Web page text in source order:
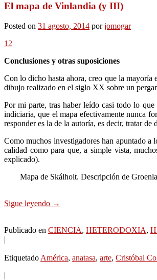
El mapa de Vinlandia (y III)
Posted on 31 agosto, 2014 porjomogar
12
Conclusiones y otras suposiciones
Con lo dicho hasta ahora, creo que la mayoría
dibujo realizado en el siglo XX sobre un
Por mi parte, tras haber leído casi todo lo
indiciaria, que el mapa efectivamente nunca
responder es la de la autoría, es decir, tratar
Como muchos investigadores han apuntado a
calidad como para que, a simple vista,
explicado).
Mapa de Skálholt. Descripción de
Sigue leyendo →
Publicado en CIENCIA, HETERODOXIA,
|
Etiquetado América, anatasa, arte, Cristóbal
|